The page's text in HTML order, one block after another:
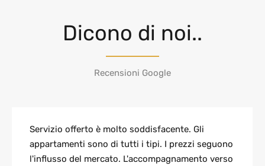
Dicono di noi..
Recensioni Google
Servizio offerto è molto soddisfacente. Gli
appartamenti sono di tutti i tipi. I prezzi seguono
l'influsso del mercato. L'accompagnamento verso